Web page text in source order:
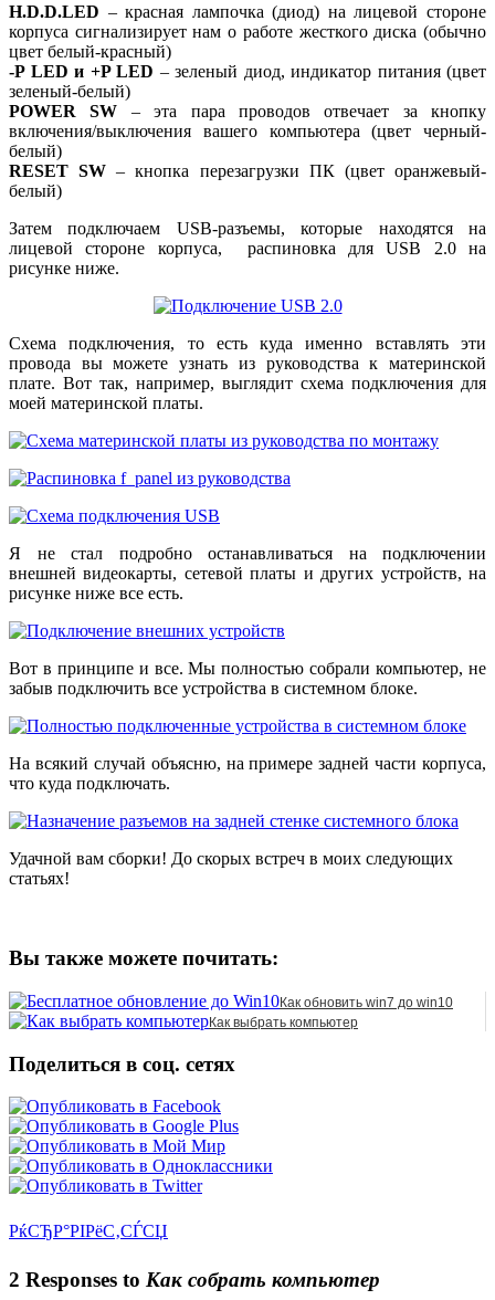
H.D.D.LED – красная лампочка (диод) на лицевой стороне
корпуса сигнализирует нам о работе жесткого диска (обычно
цвет белый-красный)
-P LED и +P LED – зеленый диод, индикатор питания (цвет
зеленый-белый)
POWER SW – эта пара проводов отвечает за кнопку
включения/выключения вашего компьютера (цвет черный-
белый)
RESET SW – кнопка перезагрузки ПК (цвет оранжевый-
белый)
Затем подключаем USB-разъемы, которые находятся на
лицевой стороне корпуса, распиновка для USB 2.0 на
рисунке ниже.
Схема подключения, то есть куда именно вставлять эти
провода вы можете узнать из руководства к материнской
плате. Вот так, например, выглядит схема подключения для
моей материнской платы.
Я не стал подробно останавливаться на подключении
внешней видеокарты, сетевой платы и других устройств, на
рисунке ниже все есть.
Вот в принципе и все. Мы полностью собрали компьютер, не
забыв подключить все устройства в системном блоке.
На всякий случай объясню, на примере задней части корпуса,
что куда подключать.
Удачной вам сборки! До скорых встреч в моих следующих
статьях!
Вы также можете почитать:
Как обновить win7 до win10
Как выбрать компьютер
Поделиться в соц. сетях
РќСЂР°РІРёС‚СЃСЏ
2 Responses to Как собрать компьютер